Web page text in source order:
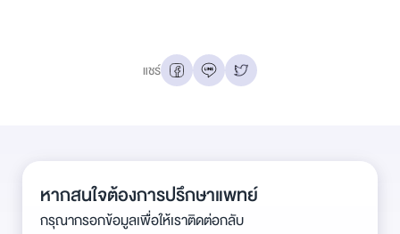
แชร์
หากสนใจต้องการปรึกษาแพทย์
กรุณากรอกข้อมูลเพื่อให้เราติดต่อกลับ